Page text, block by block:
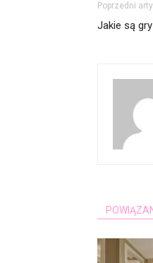
Poprzedni
Jakie są